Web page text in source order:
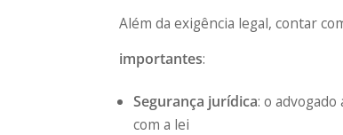
Além da exigência legal, contar
importantes:
Segurança jurídica: o advogado
com a lei